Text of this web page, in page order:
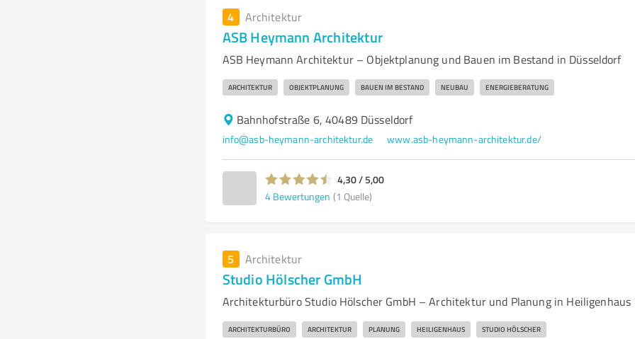
4 Architektur
ASB Heymann Architektur
ASB Heymann Architektur – Objektplanung und Bauen im Bestand in Düsseldorf
ARCHITEKTUR OBJEKTPLANUNG BAUEN IM BESTAND NEUBAU ENERGIEBERATUNG
Bahnhofstraße 6, 40489 Düsseldorf
info@asb-heymann-architektur.de www.asb-heymann-architektur.de/
4,30 / 5,00
4 Bewertungen (1 Quelle)
5 Architektur
Studio Hölscher GmbH
Architekturbüro Studio Hölscher GmbH – Architektur und Planung in Heiligenhaus
ARCHITEKTURBÜRO ARCHITEKTUR PLANUNG HEILIGENHAUS STUDIO HÖLSCHER